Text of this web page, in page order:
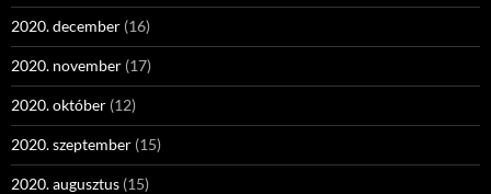
2020. december (16)
2020. november (17)
2020. október (12)
2020. szeptember (15)
2020. augusztus (15)